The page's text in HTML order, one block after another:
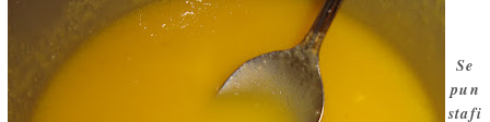
Se
pun
stafi